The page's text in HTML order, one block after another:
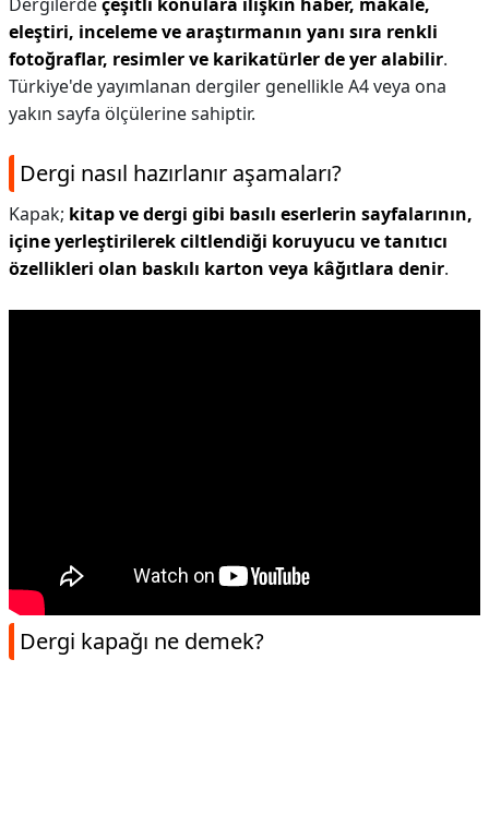
eleştiri, inceleme ve araştırmanın yanı sıra renkli
fotoğraflar, resimler ve karikatürler de yer alabilir.
Türkiye'de yayımlanan dergiler genellikle A4 veya ona
yakın sayfa ölçülerine sahiptir.
Dergi nasıl hazırlanır aşamaları?
Kapak; kitap ve dergi gibi basılı eserlerin sayfalarının,
içine yerleştirilerek ciltlendiği koruyucu ve tanıtıcı
özellikleri olan baskılı karton veya kâğıtlara denir.
Dergi kapağı ne demek?